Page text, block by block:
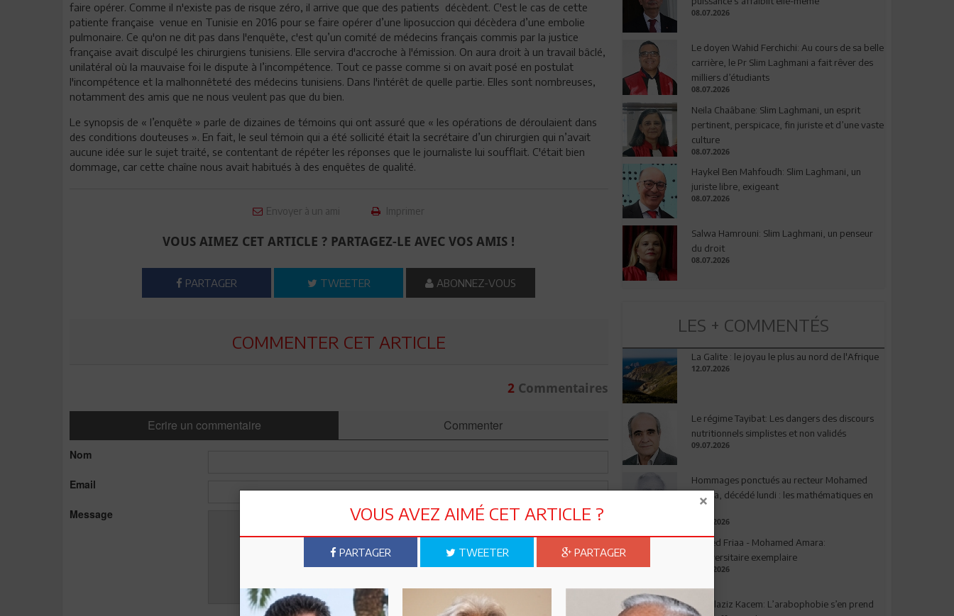
faire opérer. Comme il n'existe pas de risque zéro, il arrive que que des patients décèdent. C'est le cas de cette
patiente française venue en Tunisie en 2016 pour se faire opérer d’une liposuccion qui décèdera d’une embolie
pulmonaire. Ce qu'on ne dit pas dans l'enquête, c'est qu’un comité de médecins français commis par la justice
française avait disculpé les chirurgiens tunisiens. Elle servira d'accroche à l'émission. On aura droit à un travail bâclé,
unilatéral où la mauvaise foi le dispute à l’incompétence. Tout ce passe comme si on avait posé en postulat
l'incompétence et la malhonnêteté des médecins tunisiens. Dans l'intérêt de quelle partie. Elles sont nombreuses,
notamment des amis que ne nous veulent pas que du bien.
Le synopsis de « l’enquête » parle de dizaines de témoins qui ont assuré que « les opérations de déroulaient dans
des conditions douteuses ». En fait, le seul témoin qui a été sollicité était la secrétaire d’un chirurgien qui n’avait
aucune idée sur le sujet traité, se contentant de répéter les réponses que le journaliste lui soufflait. C'était bien
dommage, car cette chaîne nous avait habitués à des enquêtes de qualité.
Envoyer à un ami Imprimer
VOUS AIMEZ CET ARTICLE ? PARTAGEZ-LE AVEC VOS AMIS !
PARTAGER TWEETER ABONNEZ-VOUS
COMMENTER CET ARTICLE
2Commentaires
Ecrire un commentaire Commenter
Nom
Email
Message
08.07.2026
Le doyen Wahid Ferchichi: Au cours de sa belle
carrière, le Pr Slim Laghmani a fait rêver des
milliers d’étudiants
08.07.2026
Neila Chaâbane: Slim Laghmani, un esprit
pertinent, perspicace, fin juriste et d’une vaste
culture
08.07.2026
Haykel Ben Mahfoudh: Slim Laghmani, un
juriste libre, exigeant
08.07.2026
Salwa Hamrouni: Slim Laghmani, un penseur
du droit
08.07.2026
LES + COMMENTÉS
La Galite : le joyau le plus au nord de l'Afrique
12.07.2026
Le régime Tayibat: Les dangers des discours
nutritionnels simplistes et non validés
09.07.2026
Hommages ponctués au recteur Mohamed
Amara, décédé lundi : les mathématiques en
03.08.2026
Ahmed Friaa - Mohamed Amara:
l’Universitaire exemplaire
04.08.2026
Abdelaziz Kacem: L’arabophobie s’en prend
VOUS AVEZ AIMÉ CET ARTICLE ?
PARTAGER TWEETER PARTAGER